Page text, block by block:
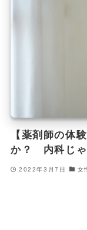
【薬剤師の体
か？ 内科じ
2022年3月7日 女